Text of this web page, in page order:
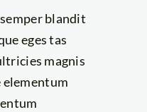
blandit
eges tas
magnis
elementum